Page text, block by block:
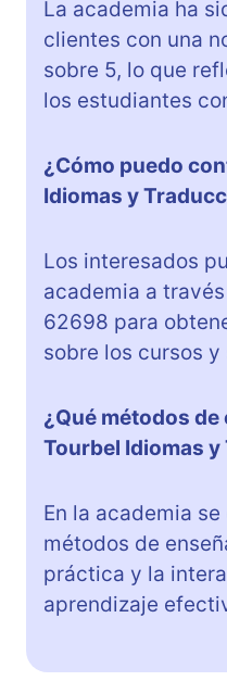
La academia ha
clientes con una
sobre 5, lo que
los estudiantes
¿Cómo puedo
Idiomas y
Los interesados
academia a
62698 para
sobre los cursos
¿Qué métodos
Tourbel Idiomas
En la academia
métodos de
práctica y la
aprendizaje